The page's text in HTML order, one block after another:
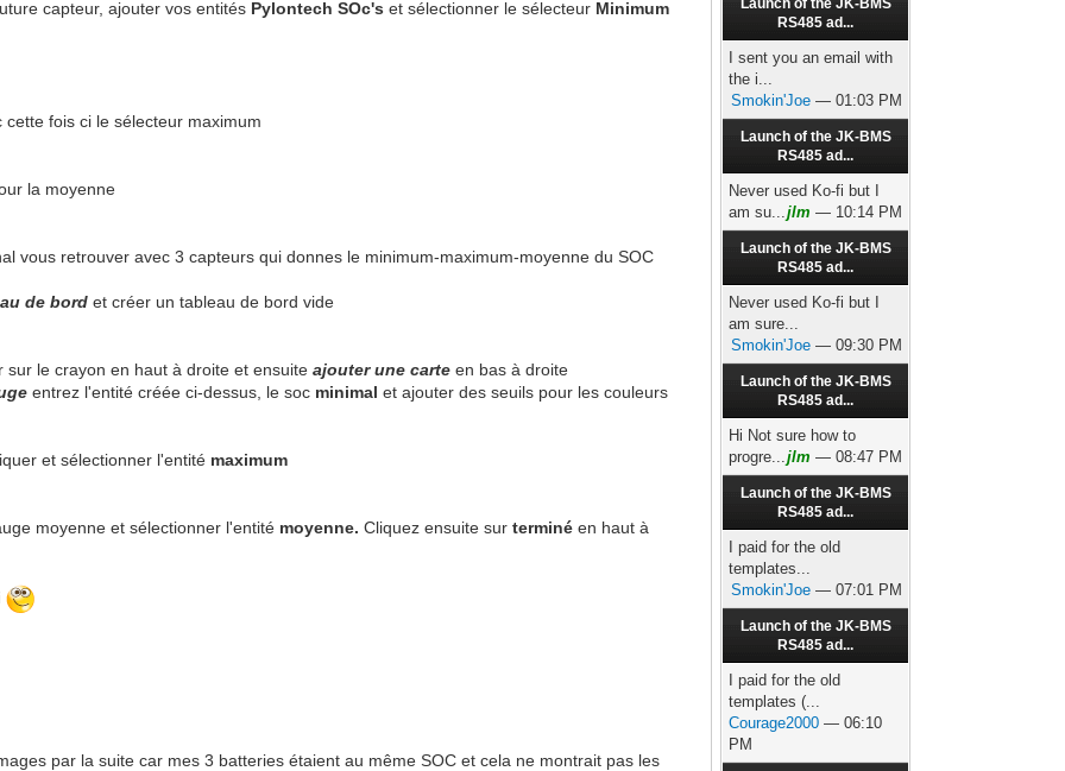
capteur, ajouter vos entités Pylontech SOc's et sélectionner le sélecteur Minimum
fois ci le sélecteur maximum
la moyenne
vous retrouver avec 3 capteurs qui donnes le minimum-maximum-moyenne du SOC
de bord et créer un tableau de bord vide
sur le crayon en haut à droite et ensuite ajouter une carte en bas à droite
entrez l'entité créée ci-dessus, le soc minimal et ajouter des seuils pour les couleurs
et sélectionner l'entité maximum
moyenne et sélectionner l'entité moyenne. Cliquez ensuite surterminé en haut à
par la suite car mes 3 batteries étaient au même SOC et cela ne montrait pas les
Launch of the JK-BMS
RS485 ad...
I sent you an email with
the i...
Smokin'Joe — 01:03 PM
Launch of the JK-BMS
RS485 ad...
Never used Ko-fi but I
am su...jlm — 10:14 PM
Launch of the JK-BMS
RS485 ad...
Never used Ko-fi but I
am sure...
Smokin'Joe — 09:30 PM
Launch of the JK-BMS
RS485 ad...
Hi Not sure how to
progre...jlm — 08:47 PM
Launch of the JK-BMS
RS485 ad...
I paid for the old
templates...
Smokin'Joe — 07:01 PM
Launch of the JK-BMS
RS485 ad...
I paid for the old
templates (...
Courage2000 — 06:10
PM